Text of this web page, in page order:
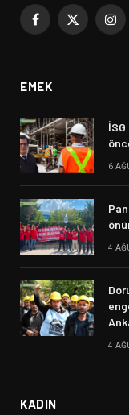
Facebook
X
EMEK
6
4
4
KADIN